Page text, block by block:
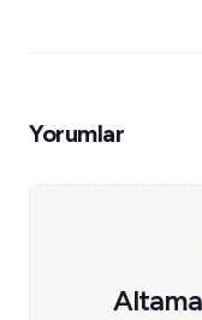
Yorumlar